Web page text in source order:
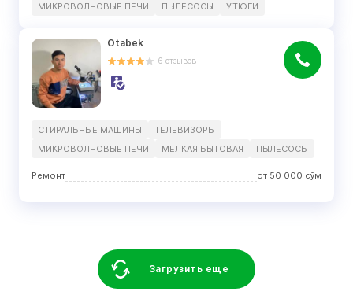
МИКРОВОЛНОВЫЕ ПЕЧИ
ПЫЛЕСОСЫ УТЮГИ
Otabek
6 отзывов
СТИРАЛЬНЫЕ МАШИНЫ
ТЕЛЕВИЗОРЫ
МИКРОВОЛНОВЫЕ ПЕЧИ
МЕЛКАЯ БЫТОВАЯ ПЫЛЕСОСЫ
Ремонт от 50 000 сўм
Загрузить еще